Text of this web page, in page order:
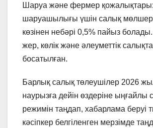
Шаруа және фермер
шаруашылығы үшін салық
көзінен небәрі 0,5% пайыз
жер, көлік және әлеуметтік
босатылған.
Барлық салық төлеушілер 2026
наурызға дейін өздеріне ыңғайлы
режимін таңдап, хабарлама беруі
кәсіпкер белгіленген мерзімде